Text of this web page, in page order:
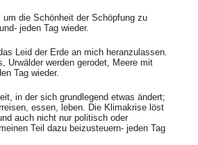
die Schönheit der Schöpfung zu
jeden Tag wieder.
Leid der Erde an mich heranzulassen.
Urwälder werden gerodet, Meere mit
Tag wieder.
in der sich grundlegend etwas ändert;
essen, leben. Die Klimakrise löst
auch nicht nur politisch oder
Teil dazu beizusteuern- jeden Tag